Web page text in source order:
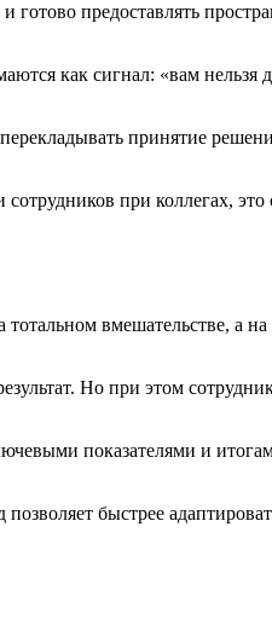
предоставлять
как сигнал: «вам нельзя
принятие
при коллегах, это
вмешательстве, а
Но при этом
показателями и
быстрее